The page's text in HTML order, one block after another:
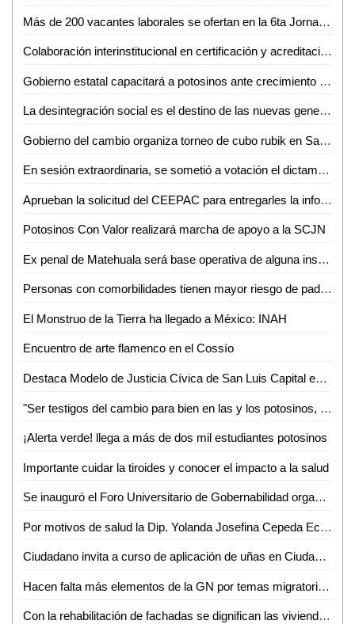
Más de 200 vacantes laborales se ofertan en la 6ta Jornada de Vinculación Laboral: Lorenzo Estrada
Colaboración interinstitucional en certificación y acreditación: SGG
Gobierno estatal capacitará a potosinos ante crecimiento económico
La desintegración social es el destino de las nuevas generaciones: Miguel Castillo
Gobierno del cambio organiza torneo de cubo rubik en San Luis Potosí
En sesión extraordinaria, se sometió a votación el dictamen recaído al turno 4838 de la LXII legislatura
Aprueban la solicitud del CEEPAC para entregarles la información sobre la consulta a los pueblos y comunidades indígenas y afrodescendientes
Potosinos Con Valor realizará marcha de apoyo a la SCJN
Ex penal de Matehuala será base operativa de alguna institución de seguridad
Personas con comorbilidades tienen mayor riesgo de padecer covid-19 de forma grave
El Monstruo de la Tierra ha llegado a México: INAH
Encuentro de arte flamenco en el Cossío
Destaca Modelo de Justicia Cívica de San Luis Capital en la Reunión de Ciudades Capitales
"Ser testigos del cambio para bien en las y los potosinos, es nuestro mayor motivo para servir": Estela Arriaga Márquez, Presidenta DIF Municipal
¡Alerta verde! llega a más de dos mil estudiantes potosinos
Importante cuidar la tiroides y conocer el impacto a la salud
Se inauguró el Foro Universitario de Gobernabilidad organizado por la Facultad de Derecho de la UASLP
Por motivos de salud la Dip. Yolanda Josefina Cepeda Echavarría solicitó licencia a su cargo del 24 de mayo al 01 de junio
Ciudadano invita a curso de aplicación de uñas en Ciudad Valles
Hacen falta más elementos de la GN por temas migratorios en SLP: José Ramón Torres
Con la rehabilitación de fachadas se dignifican las viviendas potosinas: Alcalde Enrique Galindo